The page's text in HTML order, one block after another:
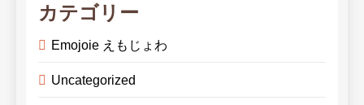
カテゴリー
Emojoie えもじょわ
Uncategorized